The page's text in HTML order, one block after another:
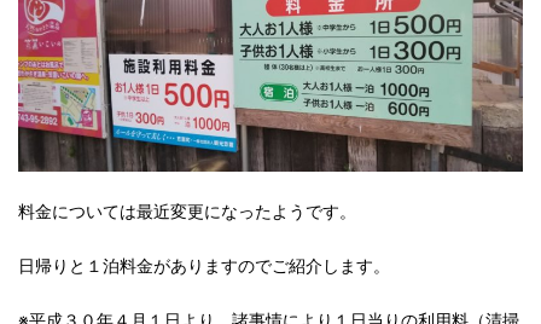
料金については最近変更になったようです。
日帰りと１泊料金がありますのでご紹介します。